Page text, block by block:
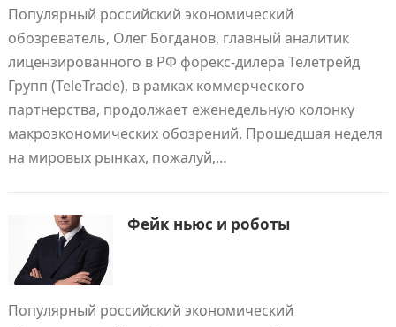
Популярный российский экономический
обозреватель, Олег Богданов, главный аналитик
лицензированного в РФ форекс-дилера Телетрейд
Групп (TeleTrade), в рамках коммерческого
партнерства, продолжает еженедельную колонку
макроэкономических обозрений. Прошедшая неделя
на мировых рынках, пожалуй,…
Фейк ньюс и роботы
Популярный российский экономический